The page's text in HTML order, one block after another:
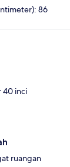
86
40 inci
ruangan